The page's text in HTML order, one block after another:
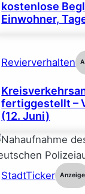
kostenlose
Einwohner,
Revierverhalten
fertiggestellt –
(12. Juni)
StadtTicker Anzeige